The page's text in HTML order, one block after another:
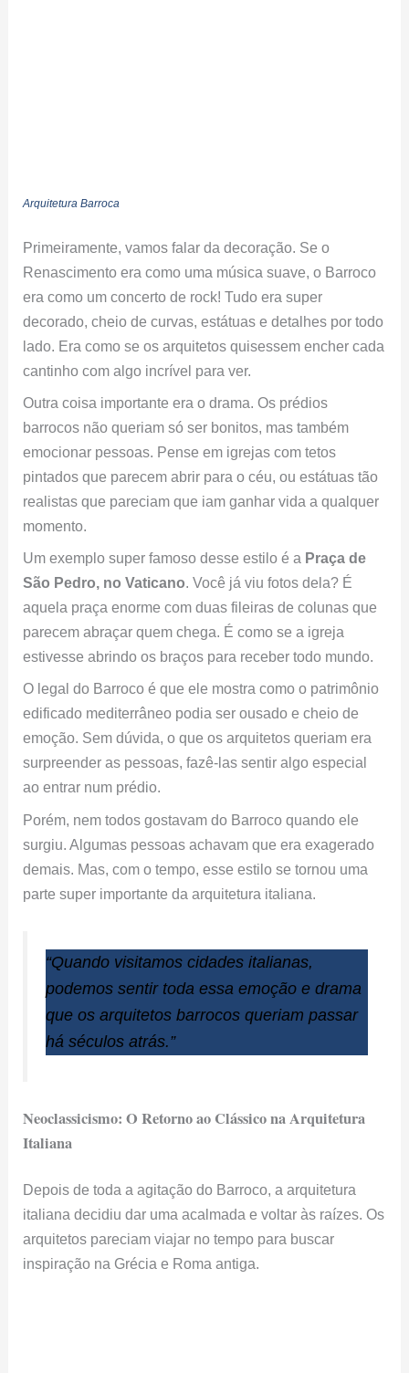
Arquitetura Barroca
Primeiramente, vamos falar da decoração. Se o
Renascimento era como uma música suave, o Barroco
era como um concerto de rock! Tudo era super
decorado, cheio de curvas, estátuas e detalhes por todo
lado. Era como se os arquitetos quisessem encher cada
cantinho com algo incrível para ver.
Outra coisa importante era o drama. Os prédios
barrocos não queriam só ser bonitos, mas também
emocionar pessoas. Pense em igrejas com tetos
pintados que parecem abrir para o céu, ou estátuas tão
realistas que pareciam que iam ganhar vida a qualquer
momento.
Um exemplo super famoso desse estilo é a Praça de
São Pedro, no Vaticano. Você já viu fotos dela? É
aquela praça enorme com duas fileiras de colunas que
parecem abraçar quem chega. É como se a igreja
estivesse abrindo os braços para receber todo mundo.
O legal do Barroco é que ele mostra como o patrimônio
edificado mediterrâneo podia ser ousado e cheio de
emoção. Sem dúvida, o que os arquitetos queriam era
surpreender as pessoas, fazê-las sentir algo especial
ao entrar num prédio.
Porém, nem todos gostavam do Barroco quando ele
surgiu. Algumas pessoas achavam que era exagerado
demais. Mas, com o tempo, esse estilo se tornou uma
parte super importante da arquitetura italiana.
“Quando visitamos cidades italianas,
podemos sentir toda essa emoção e drama
que os arquitetos barrocos queriam passar
há séculos atrás.”
Neoclassicismo: O Retorno ao Clássico na Arquitetura
Italiana
Depois de toda a agitação do Barroco, a arquitetura
italiana decidiu dar uma acalmada e voltar às raízes. Os
arquitetos pareciam viajar no tempo para buscar
inspiração na Grécia e Roma antiga.